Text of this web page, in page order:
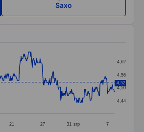
Saxo
data points.
X axis displaying categories.
Y axis displaying values. Data
21 27 31 srp 7
4,44
4,50
4,56
4,62
4,52